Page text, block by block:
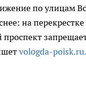
по улицам
на
проспект
vologda-poisk.ru.